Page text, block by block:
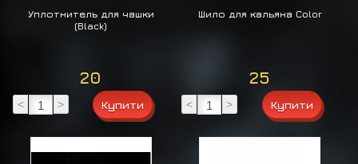
Уплотнитель для чашки
(Black)
20
< >
Шило для кальяна Color
25
< >